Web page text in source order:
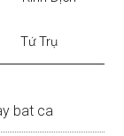
Tứ Trụ
bat ca